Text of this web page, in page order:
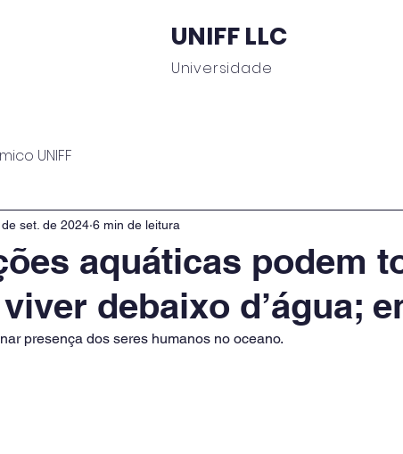
UNIFF LLC
Universidade
UNIFF
aquáticas podem
debaixo d’água;
set. de 2024 6 min de leitura
presença dos seres humanos no oceano.